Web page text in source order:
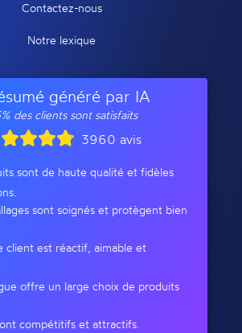
Contactez-nous
Notre lexique
généré par IA
des clients sont satisfaits
3960 avis
sont de haute qualité et fidèles
sont soignés et protègent bien
client est réactif, aimable et
offre un large choix de produits
compétitifs et attractifs.